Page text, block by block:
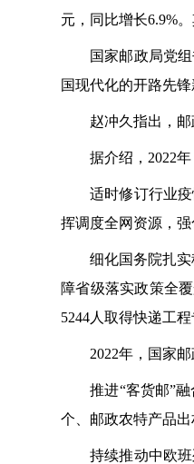
元，同比增长6.9%
国家邮政局党
国现代化的开路先
赵冲久指出，
据介绍，2022
适时修订行业
挥调度全网资源，
细化国务院扎
障省级落实政策全
5244人取得快递工
2022年，国家
推进“客货邮”
个、邮政农特产品出
持续推动中欧